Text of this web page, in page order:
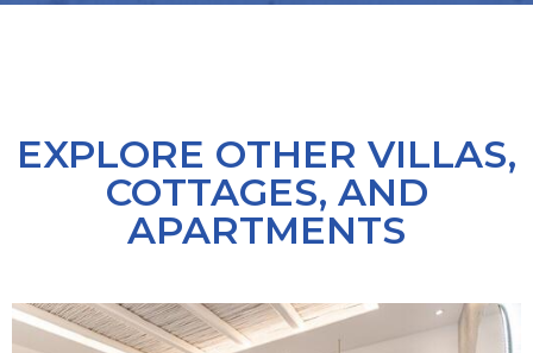
EXPLORE OTHER VILLAS,
COTTAGES, AND
APARTMENTS